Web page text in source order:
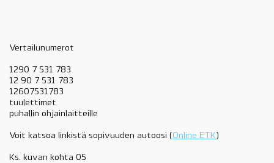
Vertailunumerot
1290 7 531 783
12 90 7 531 783
12607531783
tuulettimet
puhallin ohjainlaitteille
Voit katsoa linkistä sopivuuden autoosi ( Online ETK )
Ks. kuvan kohta 05